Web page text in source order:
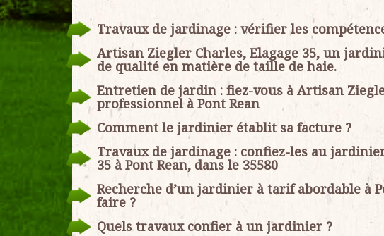
Travaux de jardinage : vérifier les
Artisan Ziegler Charles, Elagage 35, un
de qualité en matière de taille de haie.
Entretien de jardin : fiez-vous à Artisan
professionnel à Pont Rean
Comment le jardinier établit sa facture ?
Travaux de jardinage : confiez-les au
35 à Pont Rean, dans le 35580
Recherche d’un jardinier à tarif abordable à
faire ?
Quels travaux confier à un jardinier ?